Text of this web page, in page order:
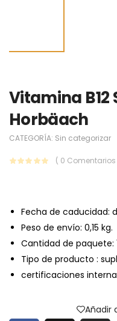
Vitamina B12
Horbäach
CATEGORÍA: Sin categorizar
( 0 Comentarios
Fecha de caducidad:
Peso de envío: 0,15 kg.
Cantidad de paquete:
Tipo de producto :
certificaciones
Añadir